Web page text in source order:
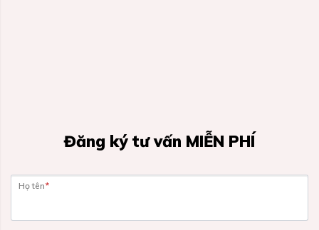
Đăng ký tư vấn MIỄN PHÍ
Họ tên*